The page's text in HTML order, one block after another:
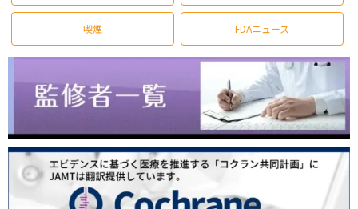
喫煙 FDAニュース